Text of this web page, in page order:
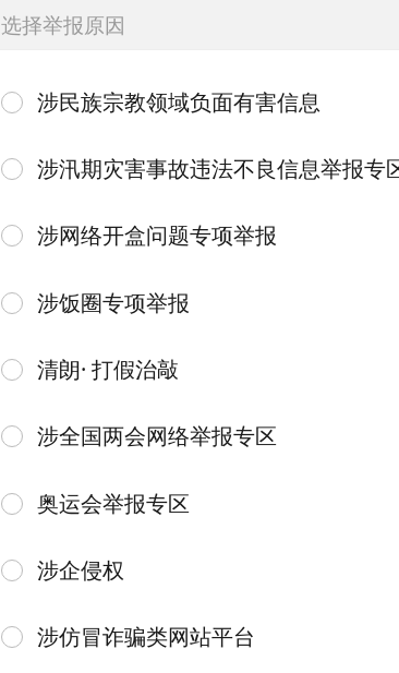
选择举报原因
涉民族宗教领域负面有害信息
涉汛期灾害事故违法不良信息举报专
涉网络开盒问题专项举报
涉饭圈专项举报
清朗· 打假治敲
涉全国两会网络举报专区
奥运会举报专区
涉企侵权
涉仿冒诈骗类网站平台